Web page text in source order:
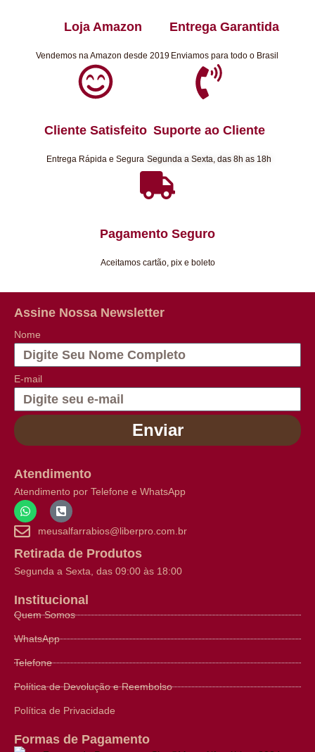
Loja Amazon
Vendemos na Amazon desde 2019
Entrega Garantida
Enviamos para todo o Brasil
Cliente Satisfeito
Entrega Rápida e Segura
Suporte ao Cliente
Segunda a Sexta, das 8h as 18h
Pagamento Seguro
Aceitamos cartão, pix e boleto
Assine Nossa Newsletter
Nome
E-mail
Enviar
Atendimento
Atendimento por Telefone e WhatsApp
meusalfarrabios@liberpro.com.br
Retirada de Produtos
Segunda a Sexta, das 09:00 às 18:00
Institucional
Quem Somos
WhatsApp
Telefone
Política de Devolução e Reembolso
Política de Privacidade
Formas de Pagamento